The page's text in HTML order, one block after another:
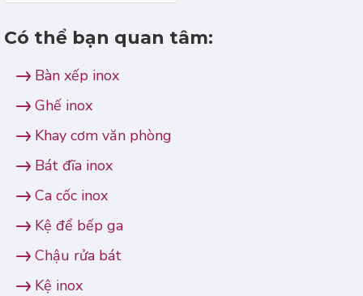
Có thể bạn quan tâm:
Bàn xếp inox
Ghế inox
Khay cơm văn phòng
Bát đĩa inox
Ca cốc inox
Kệ để bếp ga
Chậu rửa bát
Kệ inox